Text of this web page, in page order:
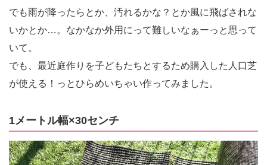
でも雨が降ったらとか、汚れるかな？とか風に飛ばされな
いかとか…。なかなか外用にって難しいなぁーっと思って
いて。
でも、最近庭作りを子どもたちとするため購入した人口芝
が使える！っとひらめいちゃい作ってみました。
1メートル幅×30センチ